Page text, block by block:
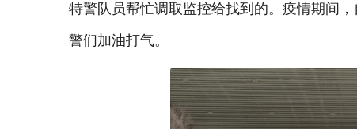
特警队员帮忙调取监控给找到的。疫情期间
警们加油打气。